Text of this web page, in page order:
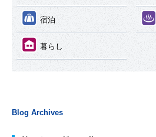
⑨ 宿泊 ⑩
⑪ 暮らし
Blog Archives